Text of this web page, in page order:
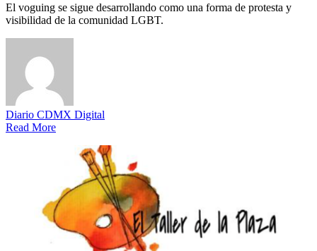
El voguing se sigue desarrollando como una forma de protesta y
visibilidad de la comunidad LGBT.
Diario CDMX Digital
Read More